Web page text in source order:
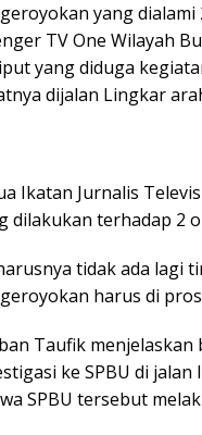
yang
TV One Wilayah
yang diduga
dijalan Lingkar
Ikatan Jurnalis
dilakukan terhadap 2
tidak ada lagi
harus di
Taufik menjelaskan
ke SPBU di
SPBU tersebut